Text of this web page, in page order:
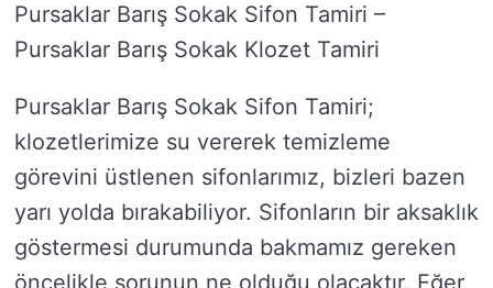
Pursaklar Barış Sokak Sifon Tamiri –
Pursaklar Barış Sokak Klozet Tamiri
Pursaklar Barış Sokak Sifon Tamiri;
klozetlerimize su vererek temizleme
görevini üstlenen sifonlarımız, bizleri bazen
yarı yolda bırakabiliyor. Sifonların bir aksaklık
göstermesi durumunda bakmamız gereken
öncelikle sorunun ne olduğu olacaktır. Eğer